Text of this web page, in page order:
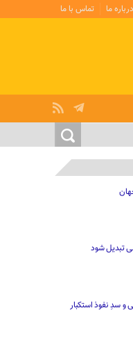
درباره ما تماس با ما
تبدیل شود
و سدِ نفوذ استکبار